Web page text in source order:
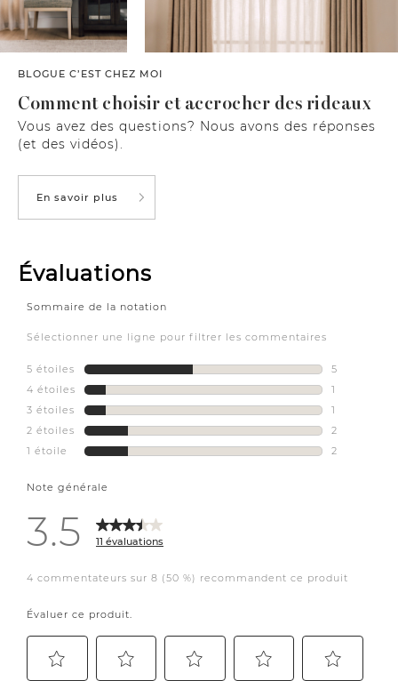
BLOGUE C’EST CHEZ MOI
Comment choisir et accrocher des rideaux
Vous avez des questions? Nous avons des réponses
(et des vidéos).
En savoir plus